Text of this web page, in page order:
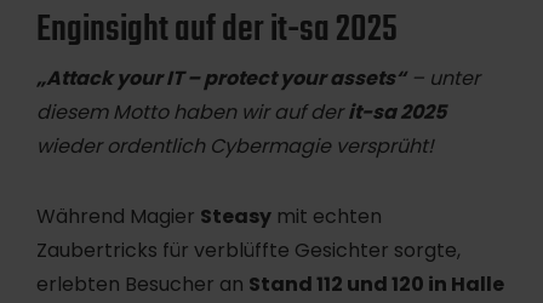
Enginsight auf der it-sa 2025
„Attack your IT – protect your assets“– unter
diesem Motto haben wir auf derit-sa 2025
wieder ordentlich Cybermagie versprüht!
Während Magier Steasy mit echten
Zaubertricks für verblüffte Gesichter sorgte,
erlebten Besucher an Stand 112 und 120 in Halle